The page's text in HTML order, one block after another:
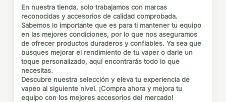
En nuestra tienda, solo trabajamos con marcas
reconocidas y accesorios de calidad comprobada.
Sabemos lo importante que es para ti mantener tu equipo
en las mejores condiciones, por lo que nos aseguramos
de ofrecer productos duraderos y confiables. Ya sea que
busques mejorar el rendimiento de tu vaper o darle un
toque personalizado, aquí encontrarás todo lo que
necesitas.
Descubre nuestra selección y eleva tu experiencia de
vapeo al siguiente nivel. ¡Compra ahora y mejora tu
equipo con los mejores accesorios del mercado!